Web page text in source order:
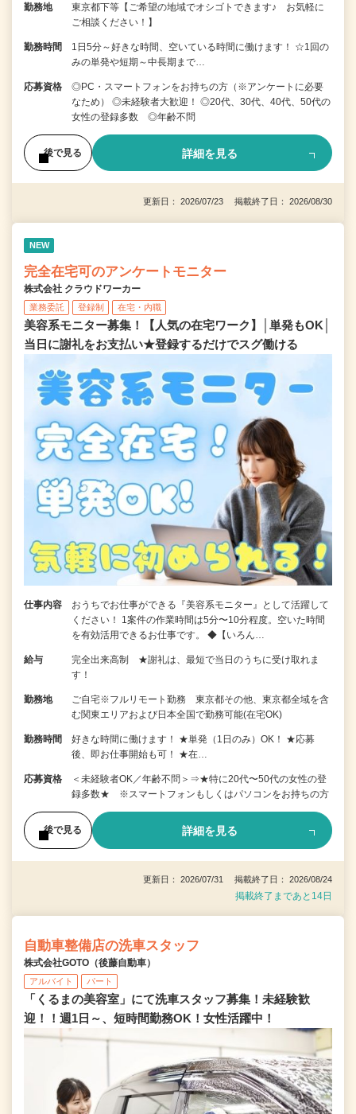
勤務地
東京都下等【ご希望の地域でオシゴトできます♪ お気軽に
ご相談ください！】
勤務時間
1日5分～好きな時間、空いている時間に働けます！ ☆1回の
みの単発や短期～中長期まで…
応募資格
◎PC・スマートフォンをお持ちの方（※アンケートに必要
なため） ◎未経験者大歓迎！ ◎20代、30代、40代、50代の
女性の登録多数 ◎年齢不問
後で見る 詳細を見る
更新日： 2026/07/23 掲載終了日： 2026/08/30
NEW
完全在宅可のアンケートモニター
株式会社 クラウドワーカー
業務委託 登録制 在宅・内職
美容系モニター募集！【人気の在宅ワーク】│単発もOK│
当日に謝礼をお支払い★登録するだけでスグ働ける
仕事内容
おうちでお仕事ができる『美容系モニター』として活躍して
ください！ 1案件の作業時間は5分〜10分程度。空いた時間
を有効活用できるお仕事です。 ◆【いろん…
給与
完全出来高制 ★謝礼は、最短で当日のうちに受け取れま
す！
勤務地
ご自宅※フルリモート勤務 東京都その他、東京都全域を含
む関東エリアおよび日本全国で勤務可能(在宅OK)
勤務時間
好きな時間に働けます！ ★単発（1日のみ）OK！ ★応募
後、即お仕事開始も可！ ★在…
応募資格
＜未経験者OK／年齢不問＞⇒★特に20代〜50代の女性の登
録多数★ ※スマートフォンもしくはパソコンをお持ちの方
後で見る 詳細を見る
更新日： 2026/07/31 掲載終了日： 2026/08/24
掲載終了まであと14日
自動車整備店の洗車スタッフ
株式会社GOTO（後藤自動車）
アルバイト パート
「くるまの美容室」にて洗車スタッフ募集！未経験歓
迎！！週1日～、短時間勤務OK！女性活躍中！